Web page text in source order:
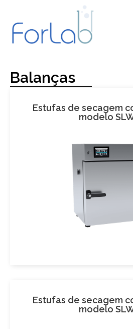
Balanças
Estufas de secagem
modelo
Estufas de secagem
modelo